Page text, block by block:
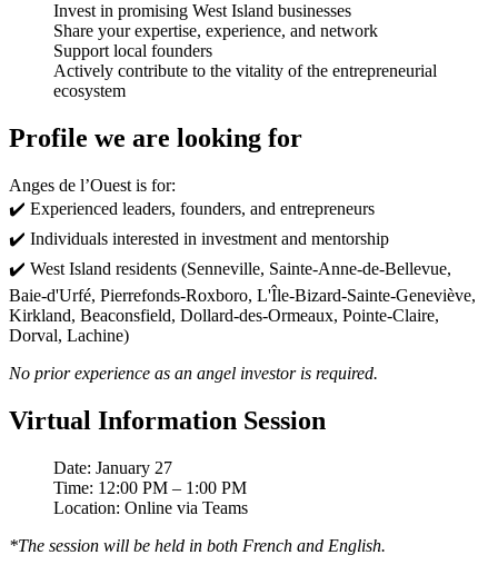
Invest in promising West Island businesses
Share your expertise, experience, and network
Support local founders
Actively contribute to the vitality of the entrepreneurial
ecosystem
Profile we are looking for
Anges de l’Ouest is for:
✔️ Experienced leaders, founders, and entrepreneurs
✔️ Individuals interested in investment and mentorship
✔️ West Island residents (Senneville, Sainte-Anne-de-Bellevue,
Baie-d'Urfé, Pierrefonds-Roxboro, L'Île-Bizard-Sainte-Geneviève,
Kirkland, Beaconsfield, Dollard-des-Ormeaux, Pointe-Claire,
Dorval, Lachine)
No prior experience as an angel investor is required.
Virtual Information Session
Date: January 27
Time: 12:00 PM – 1:00 PM
Location: Online via Teams
*The session will be held in both French and English.